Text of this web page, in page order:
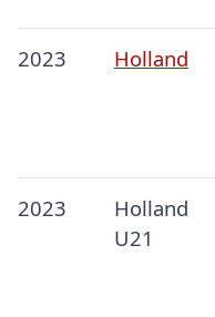
2023 Holland
2023
Holland
U21